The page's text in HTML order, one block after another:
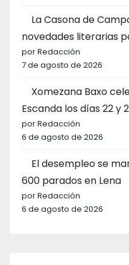
La Casona de
novedades literarias
por Redacción
7 de agosto de 2026
Xomezana Baxo
Escanda los días 22 y
por Redacción
6 de agosto de 2026
El desempleo se
600 parados en Lena
por Redacción
6 de agosto de 2026